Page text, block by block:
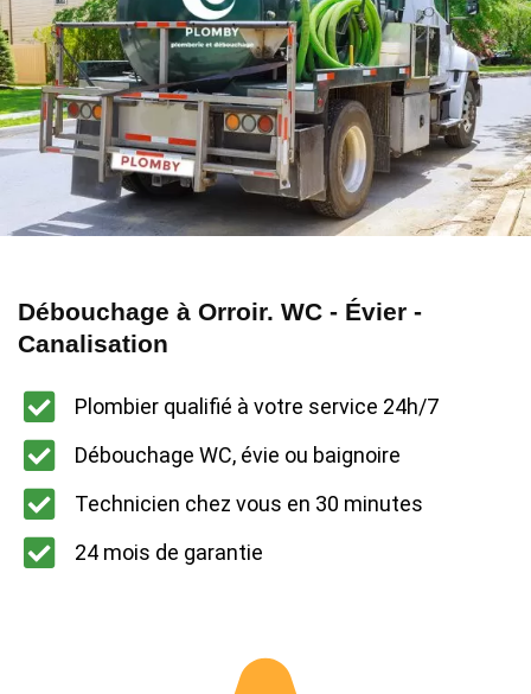
Débouchage à Orroir. WC - Évier -
Canalisation
Plombier qualifié à votre service 24h/7
Débouchage WC, évie ou baignoire
Technicien chez vous en 30 minutes
24 mois de garantie